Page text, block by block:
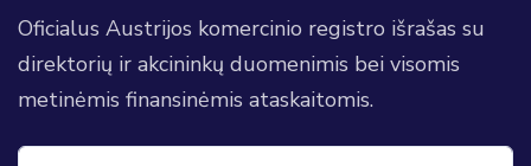
Oficialus Austrijos komercinio registro išrašas su
direktorių ir akcininkų duomenimis bei visomis
metinėmis finansinėmis ataskaitomis.